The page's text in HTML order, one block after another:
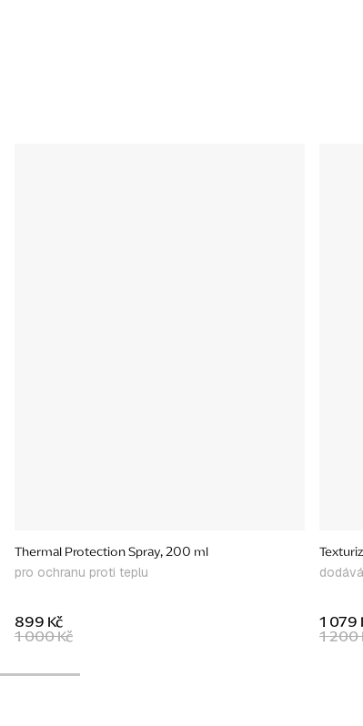
Thermal Protection Spray, 200 ml
pro ochranu proti teplu
1 000 Kč
899 Kč
1 200
1 079